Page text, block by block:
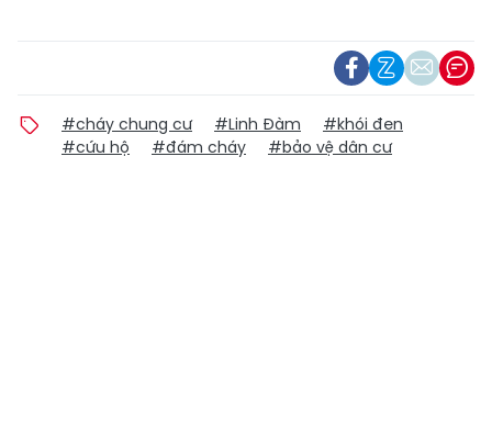
#cháy chung cư #Linh Đàm
#khói đen
#cứu hộ
#đám cháy #bảo vệ dân cư